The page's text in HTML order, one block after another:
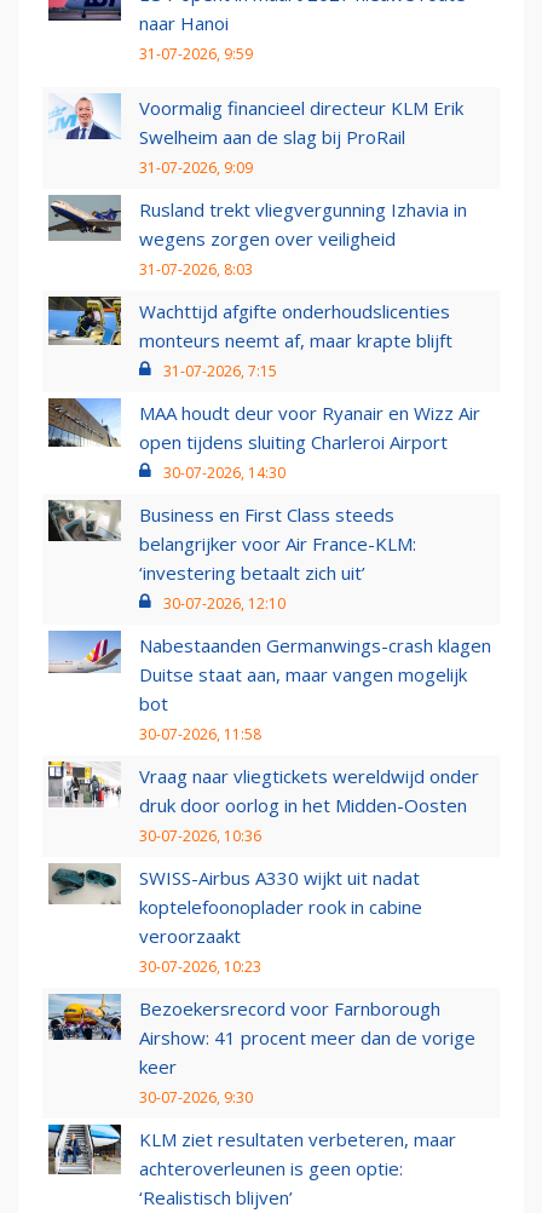
naar Hanoi
31-07-2026, 9:59
Voormalig financieel directeur KLM Erik
Swelheim aan de slag bij ProRail
31-07-2026, 9:09
Rusland trekt vliegvergunning Izhavia in
wegens zorgen over veiligheid
31-07-2026, 8:03
Wachttijd afgifte onderhoudslicenties
monteurs neemt af, maar krapte blijft
31-07-2026, 7:15
MAA houdt deur voor Ryanair en Wizz Air
open tijdens sluiting Charleroi Airport
30-07-2026, 14:30
Business en First Class steeds
belangrijker voor Air France-KLM:
‘investering betaalt zich uit’
30-07-2026, 12:10
Nabestaanden Germanwings-crash klagen
Duitse staat aan, maar vangen mogelijk
bot
30-07-2026, 11:58
Vraag naar vliegtickets wereldwijd onder
druk door oorlog in het Midden-Oosten
30-07-2026, 10:36
SWISS-Airbus A330 wijkt uit nadat
koptelefoonoplader rook in cabine
veroorzaakt
30-07-2026, 10:23
Bezoekersrecord voor Farnborough
Airshow: 41 procent meer dan de vorige
keer
30-07-2026, 9:30
KLM ziet resultaten verbeteren, maar
achteroverleunen is geen optie:
‘Realistisch blijven’